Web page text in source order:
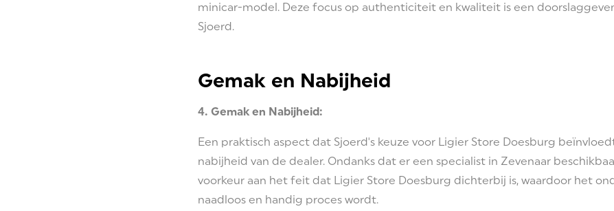
minicar-model. Deze focus op authenticiteit en kwaliteit is een
Sjoerd.
Gemak en Nabijheid
4. Gemak en Nabijheid:
Een praktisch aspect dat Sjoerd's keuze voor Ligier Store Doesburg
nabijheid van de dealer. Ondanks dat er een specialist in Zevenaar
voorkeur aan het feit dat Ligier Store Doesburg dichterbij is, waardoor het
naadloos en handig proces wordt.